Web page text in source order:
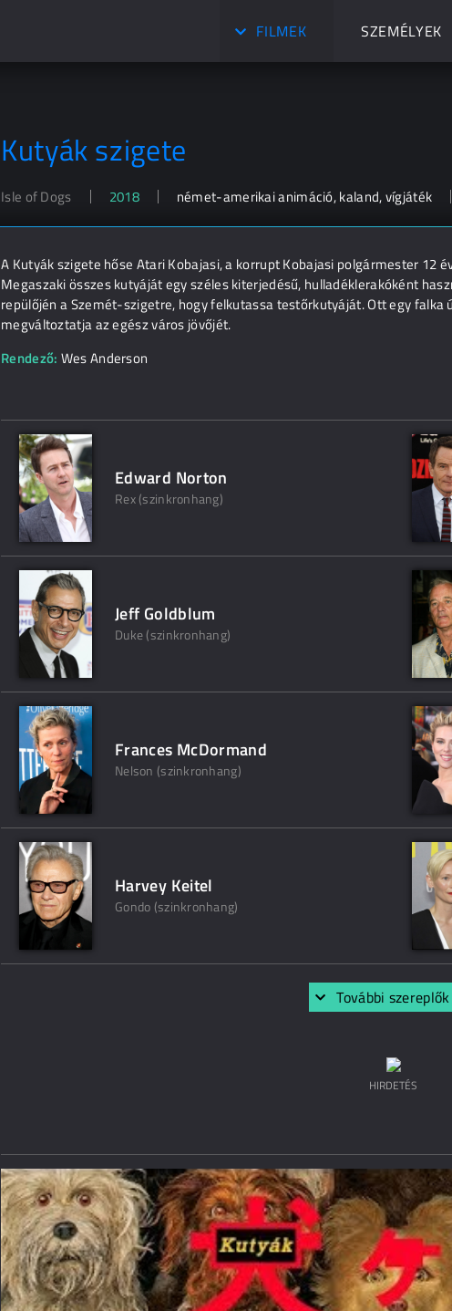
FILMEK SZEMÉLYEK
Kutyák szigete
Isle of Dogs 2018 német-amerikai animáció, kaland, vígjáték
A Kutyák szigete hőse Atari Kobajasi, a korrupt Kobajasi polgármester 12
Megaszaki összes kutyáját egy széles kiterjedésű, hulladéklerakóként
repülőjén a Szemét-szigetre, hogy felkutassa testőrkutyáját. Ott egy falka
megváltoztatja az egész város jövőjét.
Rendező: Wes Anderson
Edward Norton
Rex (szinkronhang)
Jeff Goldblum
Duke (szinkronhang)
Frances McDormand
Nelson (szinkronhang)
Harvey Keitel
Gondo (szinkronhang)
További szereplők
HIRDETÉS